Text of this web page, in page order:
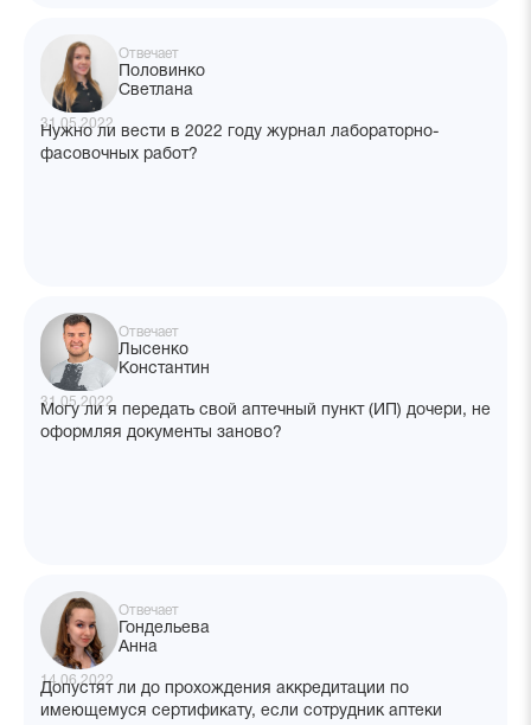
Отвечает
Половинко
Светлана
31.05.2022
Нужно ли вести в 2022 году журнал лабораторно-
фасовочных работ?
Отвечает
Лысенко
Константин
31.05.2022
Могу ли я передать свой аптечный пункт (ИП) дочери, не
оформляя документы заново?
Отвечает
Гондельева
Анна
14.06.2022
Допустят ли до прохождения аккредитации по
имеющемуся сертификату, если сотрудник аптеки